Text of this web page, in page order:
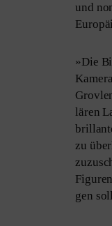
und
»Die
lä­ren
zu
gen